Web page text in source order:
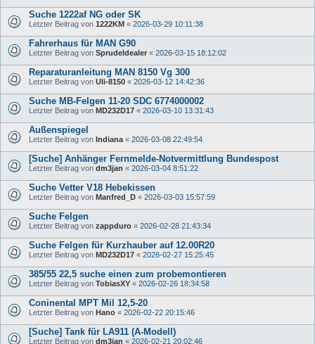
Suche 1222af NG oder SK
Letzter Beitrag von 1222KM « 2026-03-29 10:11:38
Fahrerhaus für MAN G90
Letzter Beitrag von Sprudeldealer « 2026-03-15 18:12:02
Reparaturanleitung MAN 8150 Vg 300
Letzter Beitrag von Uli-8150 « 2026-03-12 14:42:36
Suche MB-Felgen 11-20 SDC 6774000002
Letzter Beitrag von MD232D17 « 2026-03-10 13:31:43
Außenspiegel
Letzter Beitrag von Indiana « 2026-03-08 22:49:54
[Suche] Anhänger Fernmelde-Notvermittlung Bundespost
Letzter Beitrag von dm3jan « 2026-03-04 8:51:22
Suche Vetter V18 Hebekissen
Letzter Beitrag von Manfred_D « 2026-03-03 15:57:59
Suche Felgen
Letzter Beitrag von zappduro « 2026-02-28 21:43:34
Suche Felgen für Kurzhauber auf 12.00R20
Letzter Beitrag von MD232D17 « 2026-02-27 15:25:45
385/55 22,5 suche einen zum probemontieren
Letzter Beitrag von TobiasXY « 2026-02-26 18:34:58
Coninental MPT Mil 12,5-20
Letzter Beitrag von Hano « 2026-02-22 20:15:46
[Suche] Tank für LA911 (A-Modell)
Letzter Beitrag von dm3jan « 2026-02-21 20:02:46